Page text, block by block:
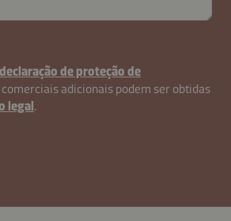
declaração de proteção de
adicionais podem ser obtidas
legal.